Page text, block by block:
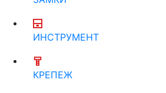
ИНСТРУМЕНТ
КРЕПЕЖ